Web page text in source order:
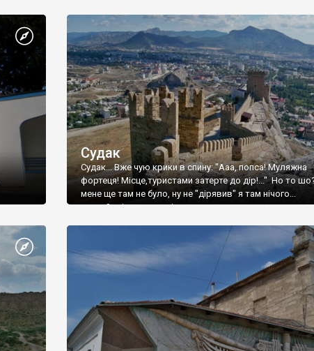
Судак
Судак... Вже чую крики в спину: "Ааа, попса! Муляжна
фортеця! Місце,туристами затерте до дір!..." Но то
мене ще там не було, ну не "дірявив" я там нічого...
принаймні до цього літа.